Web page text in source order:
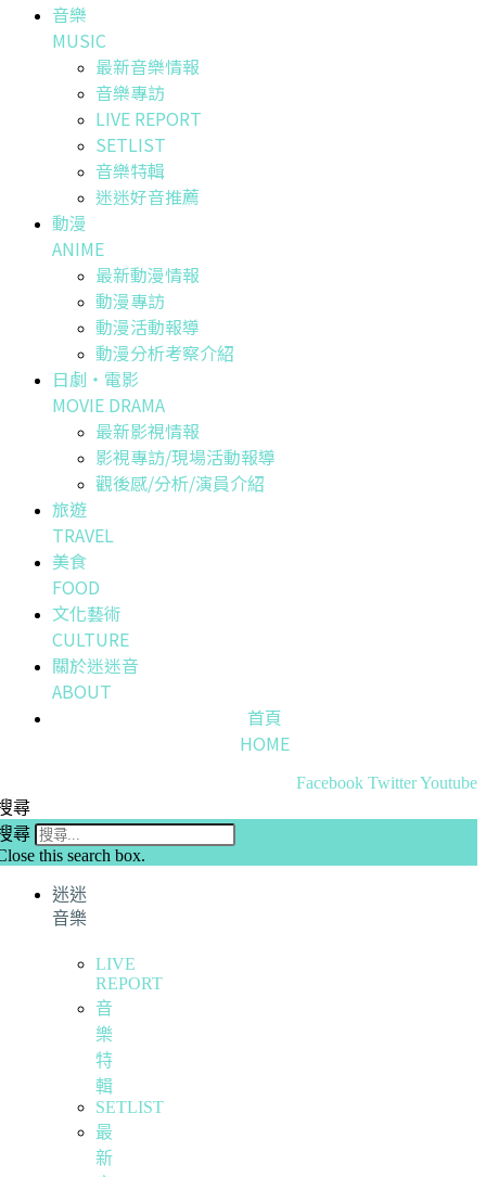
音樂
MUSIC
最新音樂情報
音樂專訪
LIVE REPORT
SETLIST
音樂特輯
迷迷好音推薦
動漫
ANIME
最新動漫情報
動漫專訪
動漫活動報導
動漫分析考察介紹
日劇・電影
MOVIE DRAMA
最新影視情報
影視專訪/現場活動報導
觀後感/分析/演員介紹
旅遊
TRAVEL
美食
FOOD
文化藝術
CULTURE
關於迷迷音
ABOUT
首頁
HOME
Facebook TwitterYoutube
尋
尋
this search box.
迷迷
音樂
LIVE
REPORT
音
樂
特
輯
SETLIST
最
新